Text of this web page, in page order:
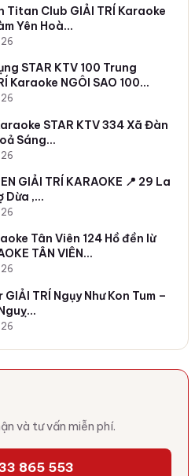
Titan Club GIẢI TRÍ Karaoke
Yên Hoà…
STAR KTV 100 Trung
Karaoke NGÔI SAO 100…
STAR KTV 334 Xã Đàn
Sáng…
GIẢI TRÍ KARAOKE 📍 29 La
Dừa ,…
Tân Viên 124 Hồ đền lừ
TÂN VIÊN…
GIẢI TRÍ Ngụy Như Kon Tum –
và tư vấn miễn phí.
865 553